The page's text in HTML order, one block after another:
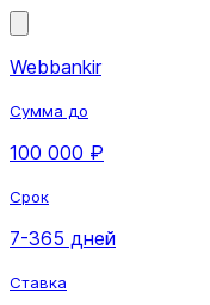
Webbankir
Сумма до
100 000 ₽
Срок
7-365 дней
Ставка